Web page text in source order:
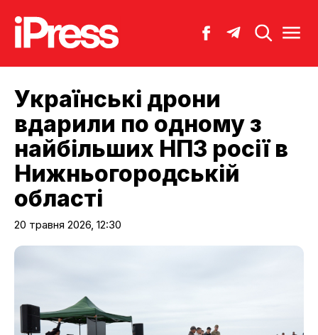
Українські дрони
вдарили по одному з
найбільших НПЗ росії в
Нижньогородській
області
20 травня 2026, 12:30